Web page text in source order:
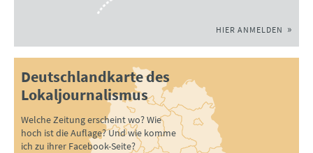
HIER ANMELDEN
Deutschlandkarte des
Lokaljournalismus
Welche Zeitung erscheint wo? Wie
hoch ist die Auflage? Und wie komme
ich zu ihrer Facebook-Seite?